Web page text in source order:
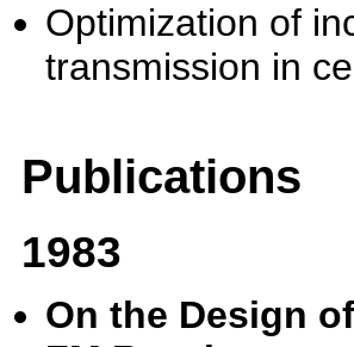
Optimization of
transmission in
Publications
1983
On the Design